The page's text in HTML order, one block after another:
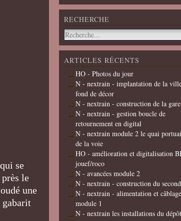
se
le
une
gabarit
RECHERCHE
ARTICLES RÉCENTS
HO - Photos du jour
N - nextrain - implantation de la
fond de décor
N - nextrain - construction de la gare
N - nextrain - gestion boucle de
retournement en digital
N - nextrain module 2 le quai
de la voie
HO - amélioration et digitalisation
jouef/roco
N - avancées module 2
N - nextrain - construction du
N - nextrain - alimentation et câblage
module 1
N - nextrain les installations du dépôt